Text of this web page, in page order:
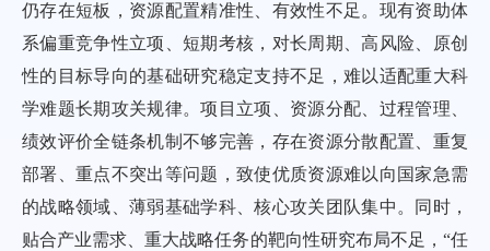
仍存在短板，资源配置精准性、有效性不足。现有资助体
系偏重竞争性立项、短期考核，对长周期、高风险、原创
性的目标导向的基础研究稳定支持不足，难以适配重大科
学难题长期攻关规律。项目立项、资源分配、过程管理、
绩效评价全链条机制不够完善，存在资源分散配置、重复
部署、重点不突出等问题，致使优质资源难以向国家急需
的战略领域、薄弱基础学科、核心攻关团队集中。同时，
贴合产业需求、重大战略任务的靶向性研究布局不足，“任